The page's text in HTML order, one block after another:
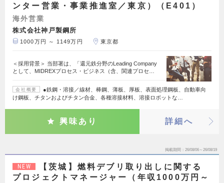
ンター営業・事業推進室／東京）（E401）
海外営業
株式会社神戸製鋼所
1000万円 ～ 1149万円 東京都
＜採用背景＞ 当部署は、「還元鉄分野のLeading Company
として、MIDREXプロセス・ビジネス（含、関連プロセ…
会社概要
●鉄鋼・溶接／線材、棒鋼、薄板、厚板、表面処理鋼板、自動車向
け鋼板、チタンおよびチタン合金、各種溶接材料、溶接ロボットな…
興味あり 詳細へ
掲載期間 26/08/06～26/08/19
NEW
【茨城】燃料デブリ取り出しに関する
プロジェクトマネージャー（年収1000万円～